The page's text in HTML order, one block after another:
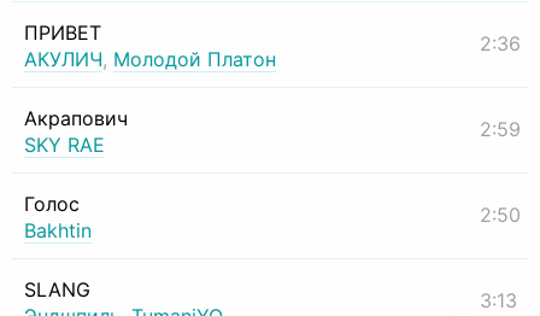
ПРИВЕТ
АКУЛИЧ, Молодой Платон
2:36
Акрапович
SKY RAE
2:59
Голос
Bakhtin
2:50
SLANG
3:13